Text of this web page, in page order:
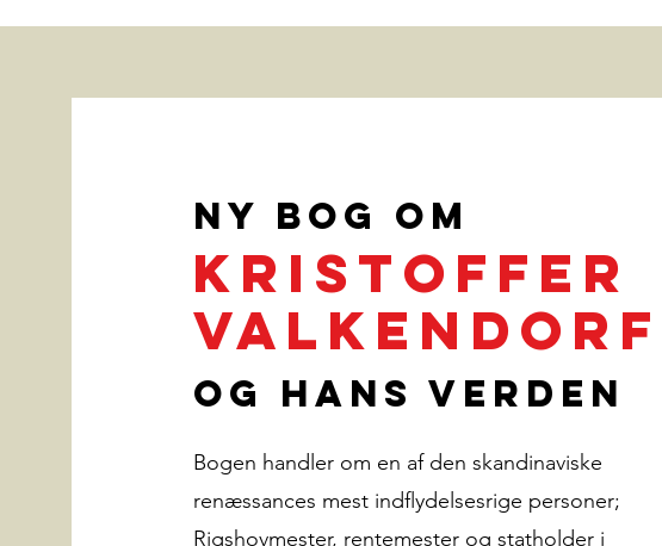
Ny bog om
Kristoffer
Valkendorf
og hans verden
Bogen handler om en af den skandinaviske
renæssances mest indflydelsesrige personer;
Rigshovmester, rentemester og statholder i